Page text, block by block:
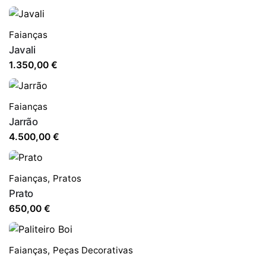
Faianças
Javali
1.350,00 €
Faianças
Jarrão
4.500,00 €
Faianças, Pratos
Prato
650,00 €
Faianças, Peças Decorativas